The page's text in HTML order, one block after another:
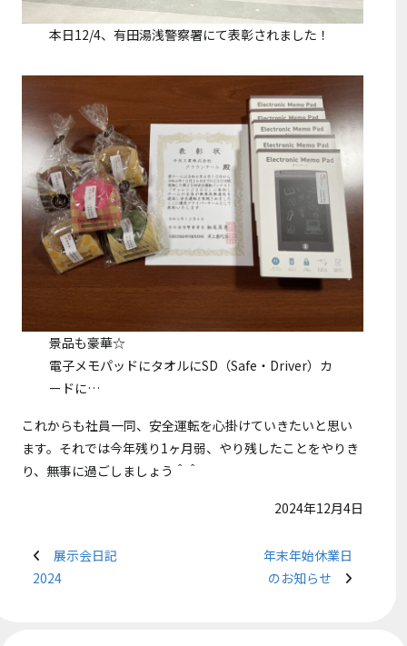
本日12/4、有田湯浅警察署にて表彰されました！
景品も豪華☆
電子メモパッドにタオルにSD（Safe・Driver）カ
ードに…
これからも社員一同、安全運転を心掛けていきたいと思い
ます。それでは今年残り1ヶ月弱、やり残したことをやりき
り、無事に過ごしましょう＾＾
2024年12月4日
展示会日記
2024
年末年始休業日
のお知らせ